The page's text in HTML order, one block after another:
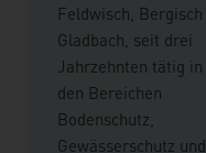
Feldwisch, Bergisch
Gladbach, seit drei
Jahrzehnten tätig in
den Bereichen
Bodenschutz,
Gewässerschutz und